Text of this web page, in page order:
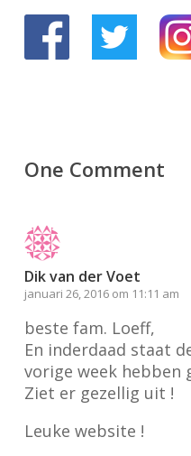
One Comment
Dik van der Voet
januari 26, 2016 om 11:11 am
beste fam. Loeff,
En inderdaad staat
vorige week hebben
Ziet er gezellig uit !
Leuke website !